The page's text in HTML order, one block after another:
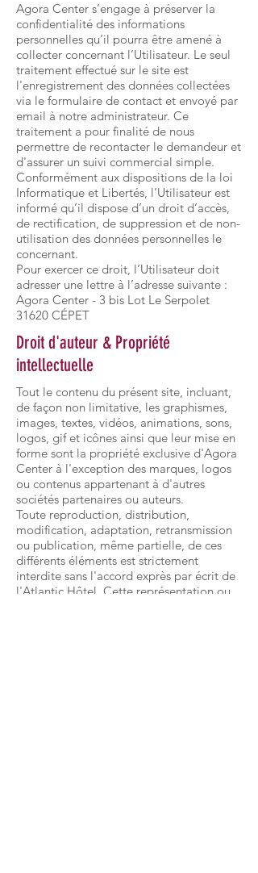
Agora Center s’engage à préserver la
confidentialité des informations
personnelles qu’il pourra être amené à
collecter concernant l’Utilisateur. Le seul
traitement effectué sur le site est
l'enregistrement des données collectées
via le formulaire de contact et envoyé par
email à notre administrateur. Ce
traitement a pour finalité de nous
permettre de recontacter le demandeur et
d'assurer un suivi commercial simple.
Conformément aux dispositions de la loi
Informatique et Libertés, l’Utilisateur est
informé qu’il dispose d’un droit d’accès,
de rectification, de suppression et de non-
utilisation des données personnelles le
concernant.
Pour exercer ce droit, l’Utilisateur doit
adresser une lettre à l’adresse suivante :
Agora Center - 3 bis Lot Le Serpolet
31620 CÉPET
Droit d'auteur & Propriété
intellectuelle
Tout le contenu du présent site, incluant,
de façon non limitative, les graphismes,
images, textes, vidéos, animations, sons,
logos, gif et icônes ainsi que leur mise en
forme sont la propriété exclusive d'Agora
Center à l'exception des marques, logos
ou contenus appartenant à d'autres
sociétés partenaires ou auteurs.
​Toute reproduction, distribution,
modification, adaptation, retransmission
ou publication, même partielle, de ces
différents éléments est strictement
interdite sans l'accord exprès par écrit de
l'Atlantic Hôtel. Cette représentation ou